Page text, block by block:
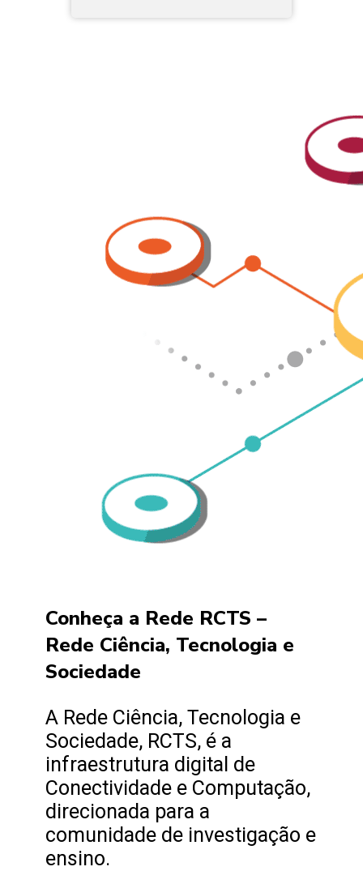
Conheça a Rede RCTS –
Rede Ciência, Tecnologia e
Sociedade
A Rede Ciência, Tecnologia e
Sociedade, RCTS, é a
infraestrutura digital de
Conectividade e Computação,
direcionada para a
comunidade de investigação e
ensino.